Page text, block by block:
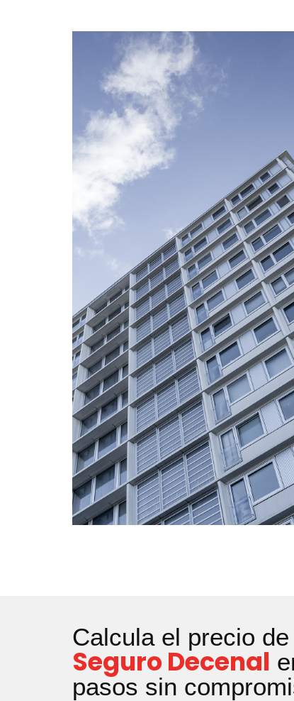
Calcula el precio de
Seguro Decenal
pasos sin